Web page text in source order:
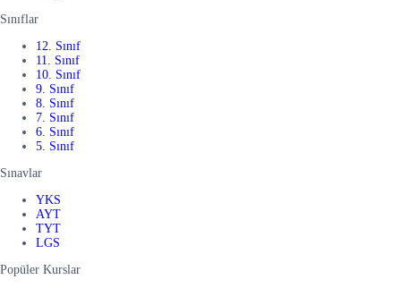
Sınıflar
12. Sınıf
11. Sınıf
10. Sınıf
9. Sınıf
8. Sınıf
7. Sınıf
6. Sınıf
5. Sınıf
Sınavlar
YKS
AYT
TYT
LGS
Popüler Kurslar